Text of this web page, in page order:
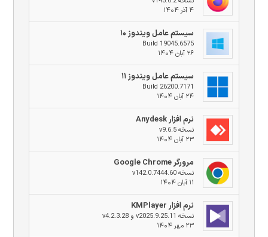
۴ آذر ۱۴۰۴
سیستم عامل ویندوز ۱۰
Build 19045.6575
۲۶ آبان ۱۴۰۴
سیستم عامل ویندوز ۱۱
Build 26200.7171
۲۴ آبان ۱۴۰۴
نرم افزار Anydesk
نسخه v9.6.5
۲۳ آبان ۱۴۰۴
مرورگر Google Chrome
نسخه v142.0.7444.60
۱۱ آبان ۱۴۰۴
نرم افزار KMPlayer
نسخه v2025.9.25.11 و v4.2.3.28
۲۳ مهر ۱۴۰۴